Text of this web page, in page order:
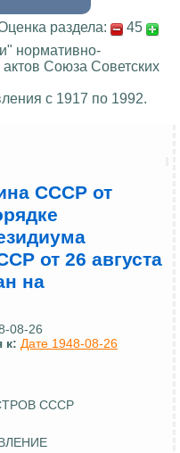
раздела:
45
нормативно-
Союза Советских
с 1917 по 1992.
СССР от
от 26 августа
на
08-26
к: Дате 1948-08-26
СССР